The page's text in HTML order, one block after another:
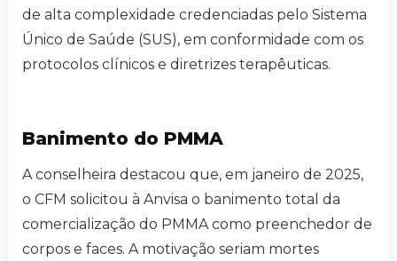
de alta complexidade credenciadas pelo Sistema
Único de Saúde (SUS), em conformidade com os
protocolos clínicos e diretrizes terapêuticas.
Banimento do PMMA
A conselheira destacou que, em janeiro de 2025,
o CFM solicitou à Anvisa o banimento total da
comercialização do PMMA como preenchedor de
corpos e faces. A motivação seriam mortes